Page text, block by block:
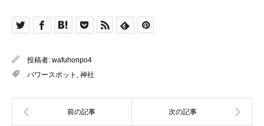
投稿者: wafuhonpo4
パワースポット , 神社